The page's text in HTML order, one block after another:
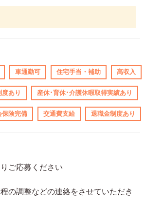
車通勤可 住宅手当・補助 高収入
度あり 産休･育休･介護休暇取得実績あり
保険完備 交通費支給 退職金制度あり
ご応募ください
の調整などの連絡をさせていただき